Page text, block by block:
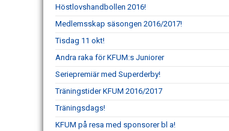
Höstlovshandbollen 2016!
Medlemsskap säsongen 2016/2017!
Tisdag 11 okt!
Andra raka för KFUM:s Juniorer
Seriepremiär med Superderby!
Träningstider KFUM 2016/2017
Träningsdags!
KFUM på resa med sponsorer bl a!